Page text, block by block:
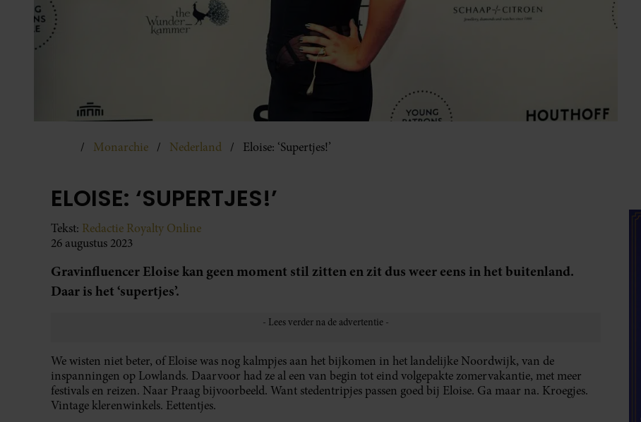
Monarchie Nederland Eloise: ‘Supertjes!’
ELOISE: ‘SUPERTJES!’
Tekst: Redactie Royalty Online
26 augustus 2023
Gravinfluencer Eloise kan geen moment stil zitten en zit dus weer eens in het buitenland.
Daar is het ‘supertjes’.
We wisten niet beter, of Eloise was nog kalmpjes aan het bijkomen in het landelijke Noordwijk, van de
inspanningen op Lowlands. Daarvoor had ze al een van begin tot eind volgepakte zomervakantie, met meer
festivals en reizen. Naar Praag bijvoorbeeld. Want stedentripjes passen goed bij Eloise. Ga maar na. Kroegjes.
Vintage klerenwinkels. Eettentjes.